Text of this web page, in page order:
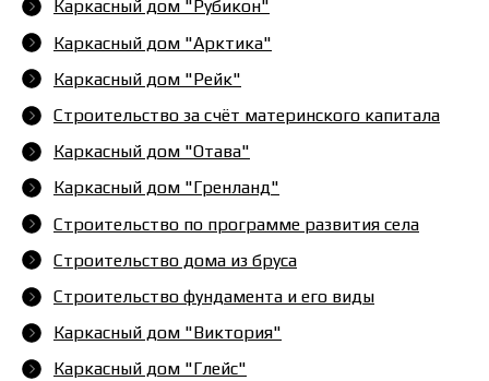
Каркасный дом "Рубикон"
Каркасный дом "Арктика"
Каркасный дом "Рейк"
Строительство за счёт материнского капитала
Каркасный дом "Отава"
Каркасный дом "Гренланд"
Строительство по программе развития села
Строительство дома из бруса
Строительство фундамента и его виды
Каркасный дом "Виктория"
Каркасный дом "Глейс"